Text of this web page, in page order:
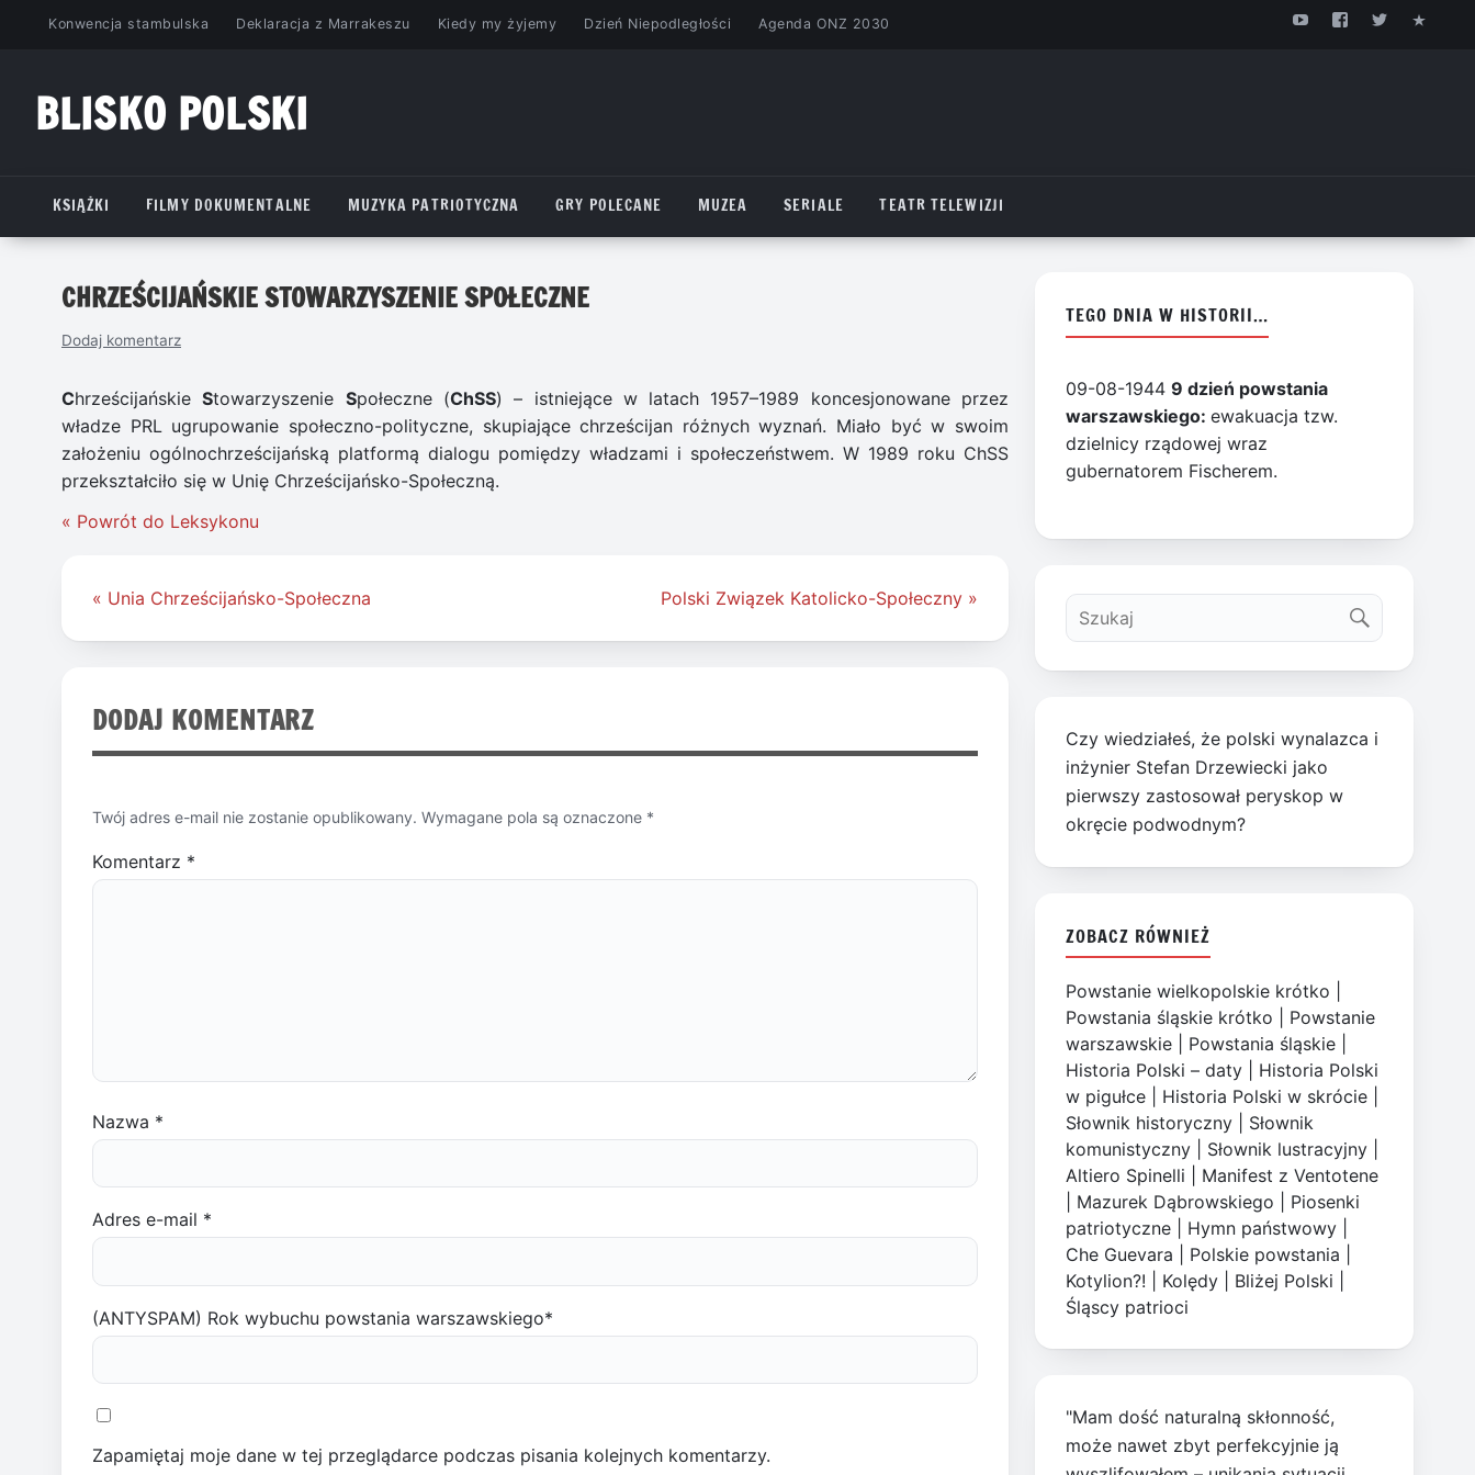
PrzejdźKonwencja stambulska Deklaracja z Marrakeszu Kiedy my żyjemy Dzień Niepodległości Agenda ONZ 2030
BLISKO POLSKI
KSIĄŻKI
FILMY DOKUMENTALNE MUZYKA PATRIOTYCZNA GRY POLECANE MUZEA SERIALE TEATR TELEWIZJI
CHRZEŚCIJAŃSKIE STOWARZYSZENIE SPOŁECZNE
Dodaj komentarz
ChrześcijańskieStowarzyszenie Społeczne (ChSS) – istniejące w latach 1957–1989 koncesjonowane przez
władze PRL ugrupowanie społeczno-polityczne, skupiające chrześcijan różnych wyznań. Miało być w swoim
założeniu ogólnochrześcijańską platformą dialogu pomiędzy władzami i społeczeństwem. W 1989 roku ChSS
przekształciło się w Unię Chrześcijańsko-Społeczną.
« Powrót do Leksykonu
Nawigacja
« Unia Chrześcijańsko-Społeczna Polski Związek Katolicko-Społeczny »
DODAJ KOMENTARZ
Twój adres e-mail nie zostanie opublikowany. Wymagane pola są oznaczone *
Komentarz *
Nazwa *
Adres e-mail *
(ANTYSPAM) Rok wybuchu powstania warszawskiego*
Zapamiętaj moje dane w tej przeglądarce podczas pisania kolejnych komentarzy.
TEGO DNIA W HISTORII…
09-08-19449 dzień powstania
warszawskiego:ewakuacja tzw.
dzielnicy rządowej wraz
gubernatorem Fischerem.
Czy wiedziałeś, że polski wynalazca i
inżynier Stefan Drzewiecki jako
pierwszy zastosował peryskop w
okręcie podwodnym?
ZOBACZ RÓWNIEŻ
Powstanie wielkopolskie krótko
Powstania śląskie krótko
Powstanie
warszawskie
Powstania śląskie
Historia Polski – daty
Historia Polski
w pigułce
Historia Polski w skrócie
Słownik historyczny
Słownik
komunistyczny
Słownik lustracyjny
Altiero Spinelli
Manifest z Ventotene
Mazurek Dąbrowskiego
Piosenki
patriotyczne
Hymn państwowy
Che Guevara
Polskie powstania
Kotylion?!
Kolędy Bliżej Polski
Śląscy patrioci
"Mam dość naturalną skłonność,
może nawet zbyt perfekcyjnie ją